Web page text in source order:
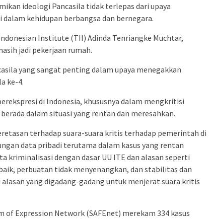
ideologi Pancasila tidak terlepas dari upaya
kehidupan berbangsa dan bernegara.
Institute (TII) Adinda Tenriangke Muchtar,
jadi pekerjaan rumah.
yang sangat penting dalam upaya menegakkan
ke-4.
di Indonesia, khususnya dalam mengkritisi
dalam situasi yang rentan dan meresahkan.
terhadap suara-suara kritis terhadap pemerintah di
data pribadi terutama dalam kasus yang rentan
kriminalisasi dengan dasar UU ITE dan alasan seperti
perbuatan tidak menyenangkan, dan stabilitas dan
yang digadang-gadang untuk menjerat suara kritis
of Expression Network (SAFEnet) merekam 334 kasus